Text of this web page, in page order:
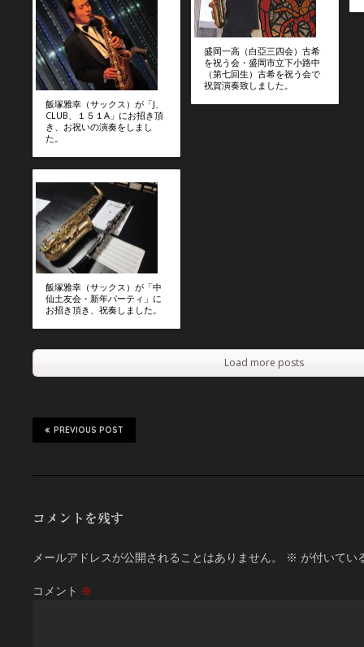
飯塚雅幸（サックス）が「J、
CLUB、１５１A」にお招き頂
き、お祝いの演奏をしまし
た。
飯塚雅幸（サックス）が「中
仙土友会・新年パーティ」に
お招き頂き、祝奏しました。
盛岡一高（白亞三四会）古希
を祝う会・盛岡市立下小路中
（第七回生）古希を祝う会で
祝賀演奏致しました。
Load more posts
PREVIOUS POST
コメントを残す
メールアドレスが公開されることはありません。 ※ が付いてい
コメント ※